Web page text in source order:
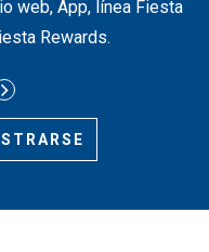
web, App, línea Fiesta
Rewards.